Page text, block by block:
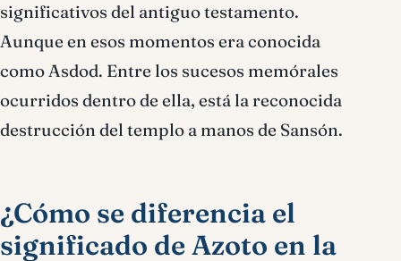
significativos del antiguo testamento.
Aunque en esos momentos era conocida
como Asdod. Entre los sucesos memórales
ocurridos dentro de ella, está la reconocida
destrucción del templo a manos de Sansón.
¿Cómo se diferencia el
significado de Azoto en la